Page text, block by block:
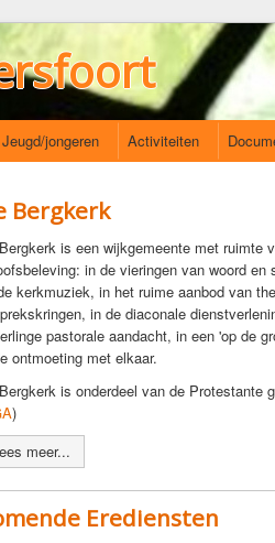
Jeugd/jongeren Activiteiten
Bergkerk
is een wijkgemeente met ruimte
in de vieringen van woord en
kerkmuziek, in het ruime aanbod van
in de diaconale
pastorale aandacht, in een 'op de
ontmoeting met elkaar.
is onderdeel van de Protestante
)
meer...
Erediensten